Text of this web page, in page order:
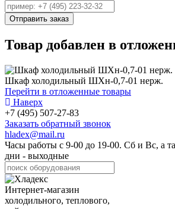
Товар добавлен в
Шкаф холодильный ШХн-0,7-01 нерж.
Перейти в отложенные товары
Наверх
+7 (495) 507-27-83
Заказать обратный звонок
hladex@mail.ru
Часы работы с 9-00 до 19-00. Сб и Вс, а
дни - выходные
Интернет-магазин
холодильного, теплового,